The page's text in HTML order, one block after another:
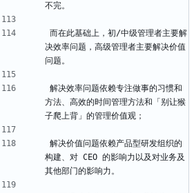
不完。
而在此基础上，初/中级管理者主要解
决效率问题，高级管理者主要解决价值
问题。
解决效率问题依赖专注做事的习惯和
方法、高效的时间管理方法和「别让猴
子爬上背」的管理价值观；
解决价值问题依赖产品型研发组织的
构建、对 CEO 的影响力以及对业务及
其他部门的影响力。